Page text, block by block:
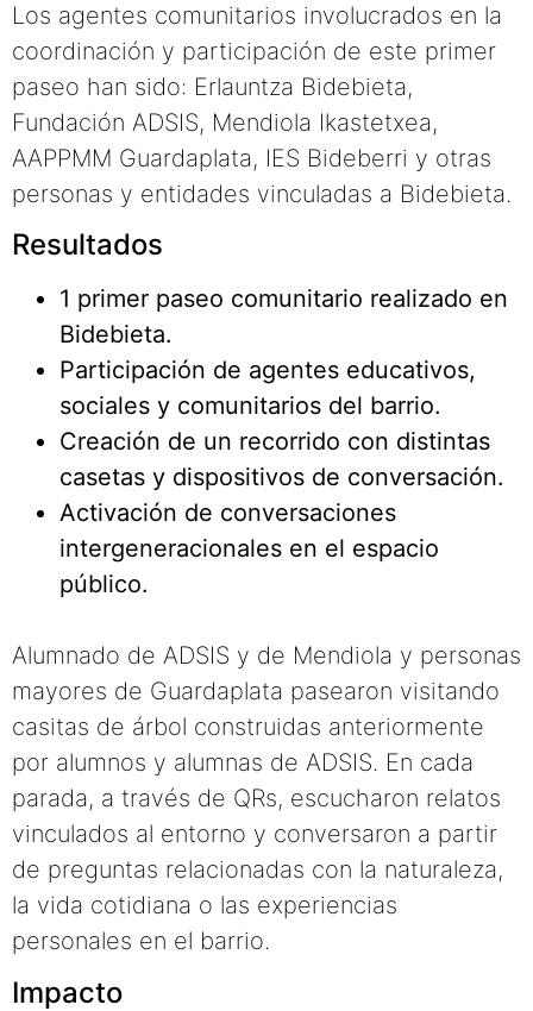
Los agentes comunitarios involucrados en la
coordinación y participación de este primer
paseo han sido: Erlauntza Bidebieta,
Fundación ADSIS, Mendiola Ikastetxea,
AAPPMM Guardaplata, IES Bideberri y otras
personas y entidades vinculadas a Bidebieta.
Resultados
1 primer paseo comunitario realizado en
Bidebieta.
Participación de agentes educativos,
sociales y comunitarios del barrio.
Creación de un recorrido con distintas
casetas y dispositivos de conversación.
Activación de conversaciones
intergeneracionales en el espacio
público.
Alumnado de ADSIS y de Mendiola y personas
mayores de Guardaplata pasearon visitando
casitas de árbol construidas anteriormente
por alumnos y alumnas de ADSIS. En cada
parada, a través de QRs, escucharon relatos
vinculados al entorno y conversaron a partir
de preguntas relacionadas con la naturaleza,
la vida cotidiana o las experiencias
personales en el barrio.
Impacto